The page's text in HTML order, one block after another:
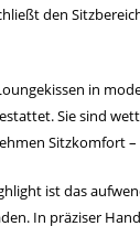
den
in
Sie sind
Sitzkomfort
ist das
In präziser